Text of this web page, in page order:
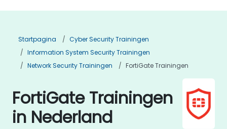
Startpagina
Cyber Security Trainingen
Information System Security Trainingen
Network Security Trainingen
FortiGate Trainingen
FortiGate Trainingen
in Nederland